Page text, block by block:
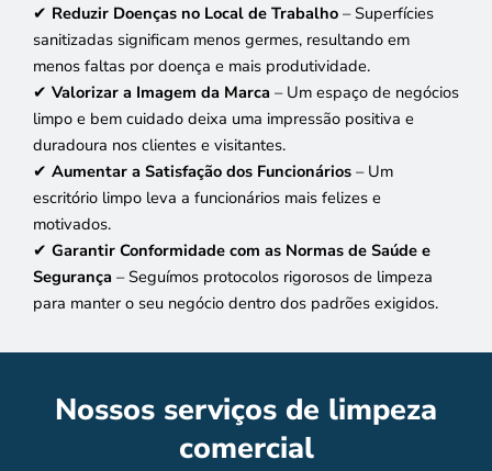
✔ Reduzir Doenças no Local de Trabalho – Superfícies
sanitizadas significam menos germes, resultando em
menos faltas por doença e mais produtividade.
✔ Valorizar a Imagem da Marca – Um espaço de negócios
limpo e bem cuidado deixa uma impressão positiva e
duradoura nos clientes e visitantes.
✔ Aumentar a Satisfação dos Funcionários – Um
escritório limpo leva a funcionários mais felizes e
motivados.
✔ Garantir Conformidade com as Normas de Saúde e
Segurança – Seguímos protocolos rigorosos de limpeza
para manter o seu negócio dentro dos padrões exigidos.
Nossos serviços de limpeza
comercial